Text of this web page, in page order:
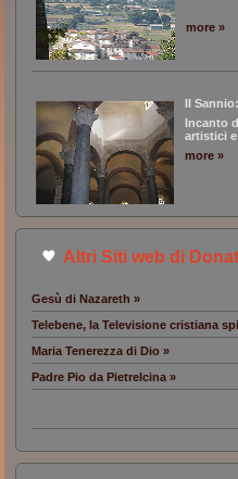
more »
Il Sannio:
Incanto
artistici
more »
Altri Siti web di
Gesù di Nazareth »
Telebene, la Televisione cristiana
Maria Tenerezza di Dio »
Padre Pio da Pietrelcina »